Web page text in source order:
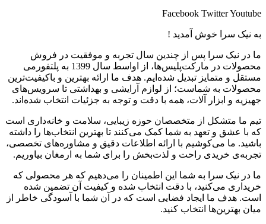
Facebook TwitterYoutube
به نیک سرا خوش آمدید !
ما در نیک سرا پس از چندین سال تجربه و موفقیت در فروش
محصولات در مارکت‌پلیس‌ها، از اواسط سال 1399 به پلتفورمی
مستقل و متمایز تبدیل شده‌ایم. هدف ما ارائه بهترین و باکیفیت‌ترین
محصولات به شماست؛ از لوازم آرایشی و بهداشتی تا سرویس‌های
جهیزیه و ابزار آلات، همه با دقت و توجه به جزئیات انتخاب شده‌اند.
تیم ما متشکل از متخصصان حوزه زیبایی، سلامت و خانه‌داری است
که با عشق و تعهد به شما کمک می‌کنند تا بهترین انتخاب‌ها را داشته
باشید. ما می‌کوشیم با ارائه اطلاعات دقیق و مشاوره‌های تخصصی،
تجربه‌ی خریدی راحت و لذت‌بخش را برای شما به ارمغان بیاوریم.
ما در نیک سرا به شما این اطمینان را می‌دهیم که هر محصولی که
خریداری می‌کنید، با دقت انتخاب شده و کیفیت آن تضمین شده
است. هدف ما ایجاد فضایی است که در آن شما با آسودگی خاطر از
میان بهترین‌ها انتخاب کنید.